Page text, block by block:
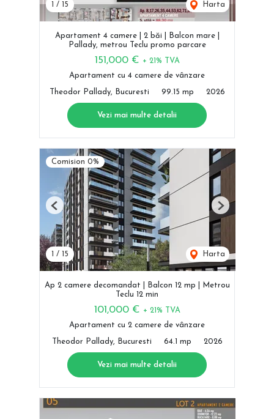
/ 15 Harta
Apartament 4 camere | 2 băi | Balcon mare |
Pallady, metrou Teclu promo parcare
151,000 € + 21% TVA
Apartament cu 4 camere de vânzare
Theodor Pallady, Bucuresti 99.15 mp 2026
Vezi mai multe detalii
Comision 0%
/ 15 Harta
Previous Next
Ap 2 camere decomandat | Balcon 12 mp | Metrou
Teclu 12 min
101,000 € + 21% TVA
Apartament cu 2 camere de vânzare
Theodor Pallady, Bucuresti 64.1 mp 2026
Vezi mai multe detalii